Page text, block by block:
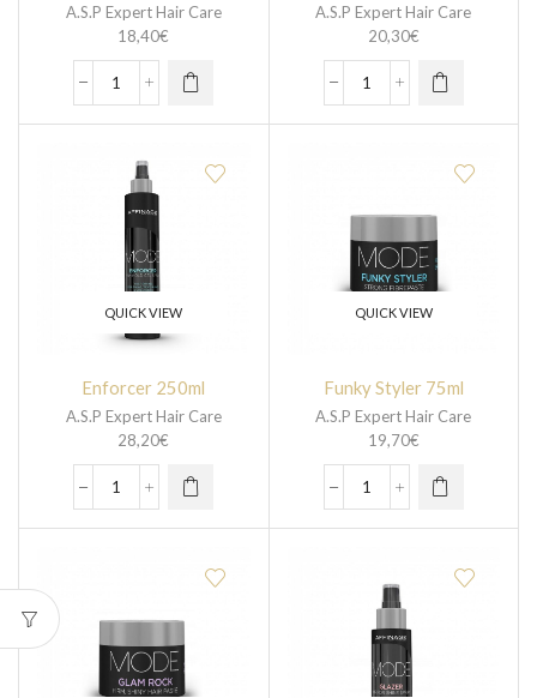
A.S.P Expert Hair Care
18,40€
A.S.P Expert Hair Care
20,30€
QUICK VIEW
Enforcer 250ml
A.S.P Expert Hair Care
28,20€
QUICK VIEW
Funky Styler 75ml
A.S.P Expert Hair Care
19,70€